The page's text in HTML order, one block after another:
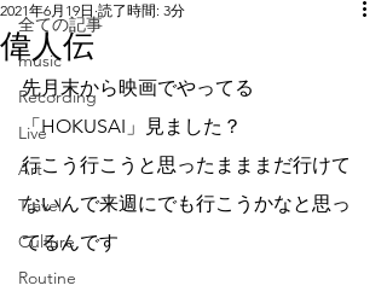
全ての記事
music
Recording
Live
Art
Travel
Culture
Routine
偉人伝
2021年6月19日 読了時間: 3分
先月末から映画でやってる
「HOKUSAI」見ました？
行こう行こうと思ったまままだ行けて
ないんで来週にでも行こうかなと思っ
てるんです